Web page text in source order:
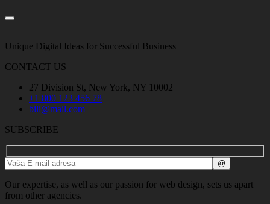
Unique Digital Ideas for Successful Business
CONTACT US
27 Division St, New York, NY 10002
+1 800 123 456 78
bili@mail.com
SUBSCRIBE
Our expertise, as well as our passion for web design, sets us apart
from other agencies.